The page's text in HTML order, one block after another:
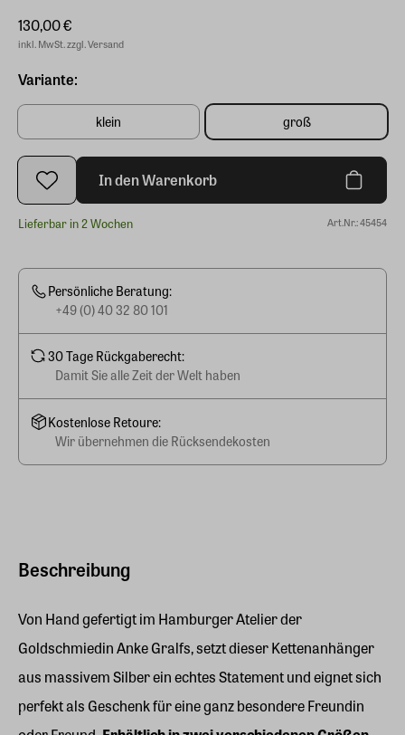
Beschreibung
Von Hand gefertigt im Hamburger Atelier der
Goldschmiedin Anke Gralfs, setzt dieser Kettenanhänger
aus massivem Silber ein echtes Statement und eignet sich
perfekt als Geschenk für eine ganz besondere Freundin
130,00 €
inkl. MwSt. zzgl. Versand
Variante:
klein groß
In den Warenkorb
Lieferbar in 2 Wochen Art.Nr.: 45454
Persönliche Beratung:
+49 (0) 40 32 80 101
30 Tage Rückgaberecht:
Damit Sie alle Zeit der Welt haben
Kostenlose Retoure:
Wir übernehmen die Rücksendekosten